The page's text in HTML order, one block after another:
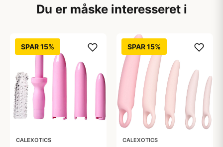
Du er måske interesseret i
SPAR 15%
CALEXOTICS
SPAR 15%
CALEXOTICS